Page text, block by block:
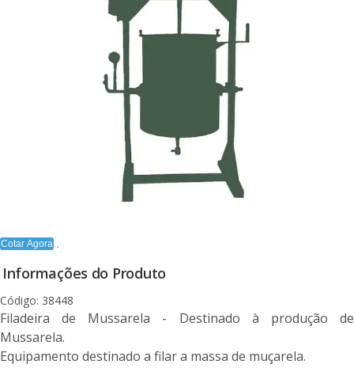
Cotar Agora
Informações do Produto
Código: 38448
Filadeira de Mussarela - Destinado à produção de
Mussarela.
Equipamento destinado a filar a massa de muçarela.